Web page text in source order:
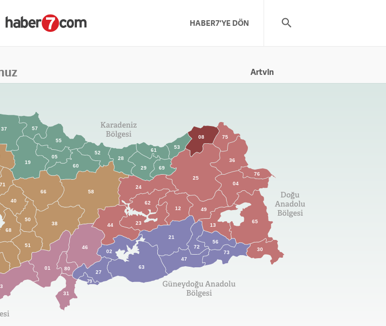
HABER7'YE DÖN
01
02
04
05
08
12
13
19
21
23
24
25
27
28
29
30
31
36
37
38
40
44
46
47
49
50
51
52
53
55
56
57
58
60
61
62
63
65
66
68
69
71
72
73
75
76
79
80